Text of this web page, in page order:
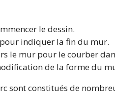
le dessin.
indiquer la fin du mur.
le mur pour le courber
de la forme du
sont constitués de